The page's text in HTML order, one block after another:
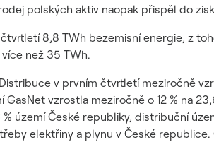
polských aktiv naopak přispěl do
8,8 TWh bezemisní energie, z
než 35 TWh.
v prvním čtvrtletí meziročně
vzrostla meziročně o 12 % na
území České republiky, distribuční
elektřiny a plynu v České